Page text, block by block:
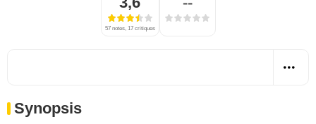
57 notes, 17 critiques
Synopsis